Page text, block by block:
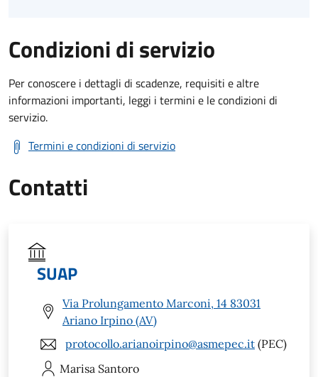
Condizioni di servizio
Per conoscere i dettagli di scadenze, requisiti e altre
informazioni importanti, leggi i termini e le condizioni di
servizio.
Termini e condizioni di servizio
Contatti
SUAP
Via Prolungamento Marconi, 14 83031
Ariano Irpino (AV)
protocollo.arianoirpino@asmepec.it (PEC)
Marisa Santoro